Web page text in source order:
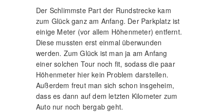
Der Schlimmste Part der Rundstrecke kam
zum Glück ganz am Anfang. Der Parkplatz ist
einige Meter (vor allem Höhenmeter) entfernt.
Diese mussten erst einmal überwunden
werden. Zum Glück ist man ja am Anfang
einer solchen Tour noch fit, sodass die paar
Höhenmeter hier kein Problem darstellen.
Außerdem freut man sich schon insgeheim,
dass es dann auf dem letzten Kilometer zum
Auto nur noch bergab geht.